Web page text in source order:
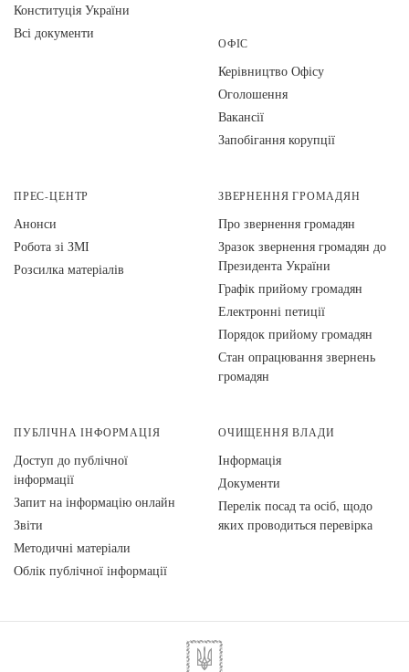
Конституція України
Всі документи
ОФІС
Керівництво Офісу
Оголошення
Вакансії
Запобігання корупції
ПРЕС-ЦЕНТР
Анонси
Робота зі ЗМІ
Розсилка матеріалів
ЗВЕРНЕННЯ ГРОМАДЯН
Про звернення громадян
Зразок звернення громадян до
Президента України
Графік прийому громадян
Електронні петиції
Порядок прийому громадян
Стан опрацювання звернень
громадян
ПУБЛІЧНА ІНФОРМАЦІЯ
Доступ до публічної
інформації
Запит на інформацію онлайн
Звіти
Методичні матеріали
Облік публічної інформації
ОЧИЩЕННЯ ВЛАДИ
Інформація
Документи
Перелік посад та осіб, щодо
яких проводиться перевірка